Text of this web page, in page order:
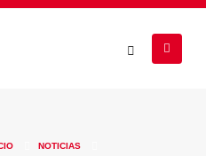
NOTICIAS